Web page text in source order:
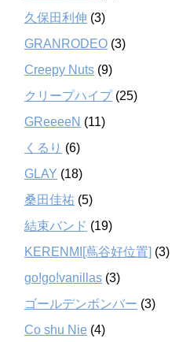
久保田利伸 (3)
GRANRODEO (3)
Creepy Nuts (9)
クリープハイプ(25)
GReeeeN (11)
くるり (6)
GLAY (18)
桑田佳祐 (5)
結束バンド (19)
KERENMI[蔦谷好位置] (3)
go!go!vanillas (3)
ゴールデンボンバー (3)
Co shu Nie (4)